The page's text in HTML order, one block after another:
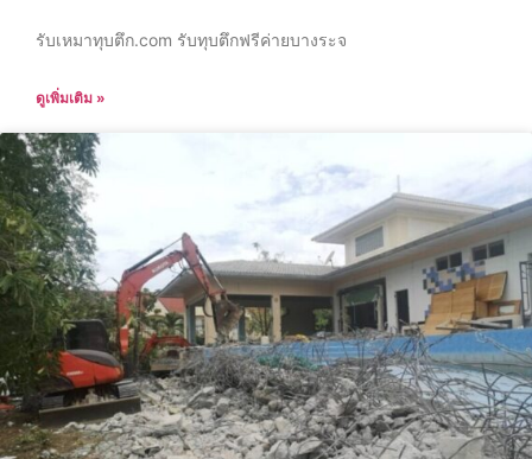
รับเหมาทุบตึก.com รับทุบตึกฟรีค่ายบางระจ
ดูเพิ่มเติม »